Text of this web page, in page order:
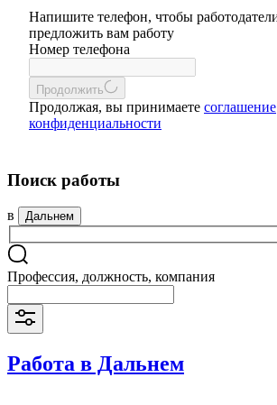
Напишите телефон, чтобы
предложить вам работу
Номер телефона
Продолжить
Продолжая, вы принимаете соглашение
конфиденциальности
Поиск работы
в Дальнем
Профессия, должность, компания
Работа в Дальнем